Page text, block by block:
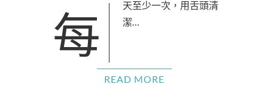
每天至少一次，用舌頭清 潔…
READ MORE